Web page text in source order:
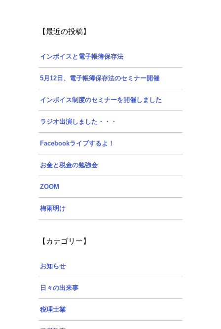
【最近の投稿】
インボイスと電子帳簿保存法
5月12日、電子帳簿保存法のセミナー開催
インボイス制度のセミナーを開催しました
ラジオ出演しました・・・
Facebookライブするよ！
お金と税金の勉強会
ZOOM
梅雨明け
【カテゴリー】
お知らせ
日々の出来事
税理士業